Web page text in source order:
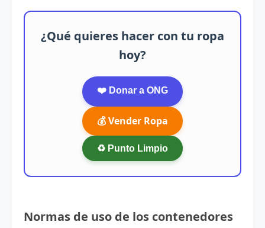
¿Qué quieres hacer con tu ropa
hoy?
❤️ Donar a ONG
💰 Vender Ropa
♻️ Punto Limpio
Normas de uso de los contenedores